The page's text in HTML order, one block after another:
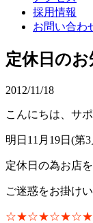
採用情報
お問い合わ
定休日の
2012/11/18
こんにちは、サ
明日11月19日(第
定休日の為お店
ご迷惑をお掛け